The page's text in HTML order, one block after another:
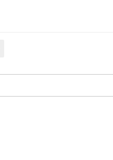
delle professioni, ok al